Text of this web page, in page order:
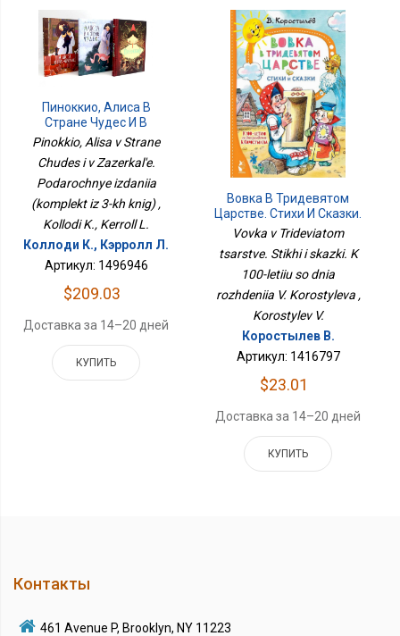
Пиноккио, Алиса В
Стране Чудес И В
Зазеркалье.
Подарочные Издания
(комплект Из 3-Х Книг)
Pinokkio, Alisa v Strane
Chudes i v Zazerkal'e.
Podarochnye izdaniia
(komplekt iz 3-kh knig) ,
Kollodi K., Kerroll L.
Коллоди К., Кэрролл Л.
Артикул: 1496946
$209.03
Доставка за 14–20 дней
КУПИТЬ
Вовка В Тридевятом
Царстве. Стихи И Сказки.
К 100-Летию Со Дня
Рождения В.
Коростылёва
Vovka v Trideviatom
tsarstve. Stikhi i skazki. K
100-letiiu so dnia
rozhdeniia V. Korostyleva ,
Korostylev V.
Коростылев В.
Артикул: 1416797
$23.01
Доставка за 14–20 дней
КУПИТЬ
Контакты
461 Avenue P, Brooklyn, NY 11223